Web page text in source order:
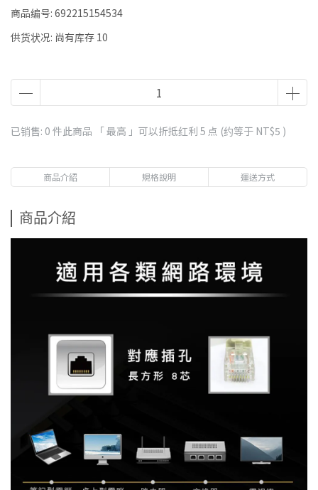
商品编号: 692215154534
供货状况: 尚有库存 10
已销售: 0 件此商品 「 最高 」可以折抵红利 5 点 (约等于 NT$5 )
商品介紹 規格說明 運送方式
商品介紹